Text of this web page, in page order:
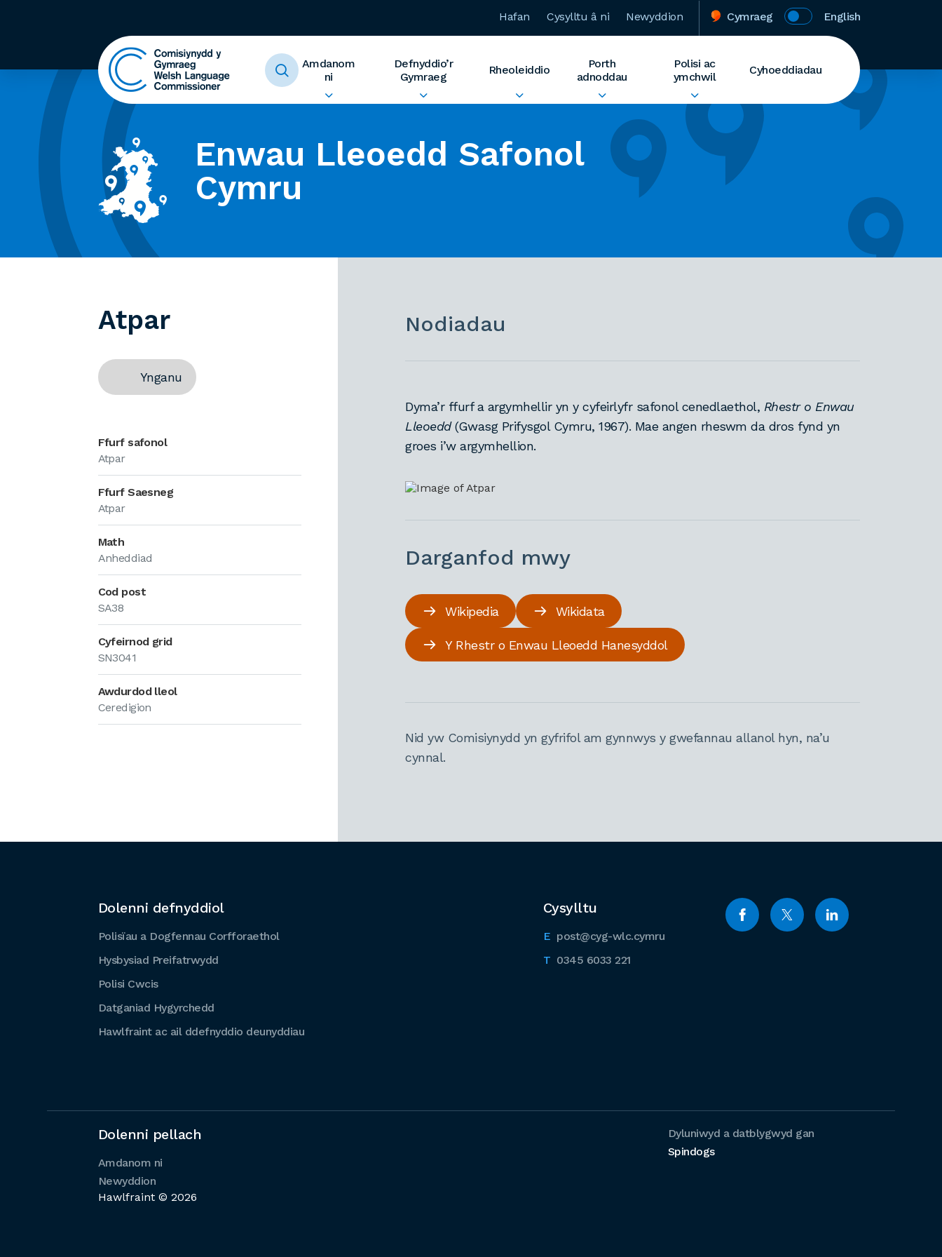
Hafan Cysylltu â ni Newyddion Cymraeg English
Amdanom
ni
Defnyddio’r
Gymraeg
Rheoleiddio
Porth
adnoddau
Polisi ac
ymchwil
Cyhoeddiadau
Enwau Lleoedd Safonol
Cymru
Atpar
Ynganu
Ffurf safonol
Atpar
Ffurf Saesneg
Atpar
Math
Anheddiad
Cod post
SA38
Cyfeirnod grid
SN3041
Awdurdod lleol
Ceredigion
Nodiadau
Dyma’r ffurf a argymhellir yn y cyfeirlyfr safonol cenedlaethol, Rhestr o Enwau
Lleoedd(Gwasg Prifysgol Cymru, 1967). Mae angen rheswm da dros fynd yn
groes i’w argymhellion.
Darganfod mwy
Wikipedia Wikidata
Y Rhestr o Enwau Lleoedd Hanesyddol
Nid yw Comisiynydd yn gyfrifol am gynnwys y gwefannau allanol hyn, na’u
cynnal.
Cysylltu
post@cyg-wlc.cymru
0345 6033 221
Dolenni defnyddiol
Polisïau a Dogfennau Corfforaethol
Hysbysiad Preifatrwydd
Polisi Cwcis
Datganiad Hygyrchedd
Hawlfraint ac ail ddefnyddio deunyddiau
Dolenni pellach
Amdanom ni
Newyddion
Hawlfraint © 2026
Dyluniwyd a datblygwyd gan
Spindogs